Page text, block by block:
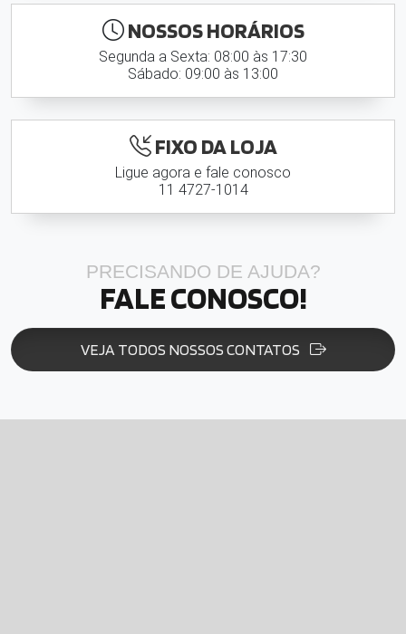
NOSSOS HORÁRIOS
Segunda a Sexta: 08:00 às 17:30
Sábado: 09:00 às 13:00
FIXO DA LOJA
Ligue agora e fale conosco
11 4727-1014
PRECISANDO DE AJUDA?
FALE CONOSCO!
VEJA TODOS NOSSOS CONTATOS